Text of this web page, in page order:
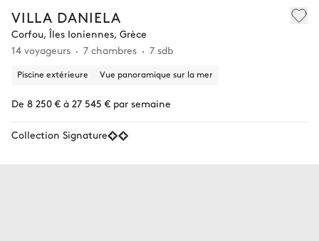
VILLA DANIELA
Corfou, Îles Ioniennes, Grèce
14 voyageurs
7 chambres 7 sdb
Piscine extérieure Vue panoramique sur la mer
De 8 250 € à 27 545 € par semaine
Collection Signature